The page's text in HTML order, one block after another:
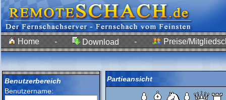
Home - Download - Preise/
Benutzerbereich
Benutzername:
Partieansicht